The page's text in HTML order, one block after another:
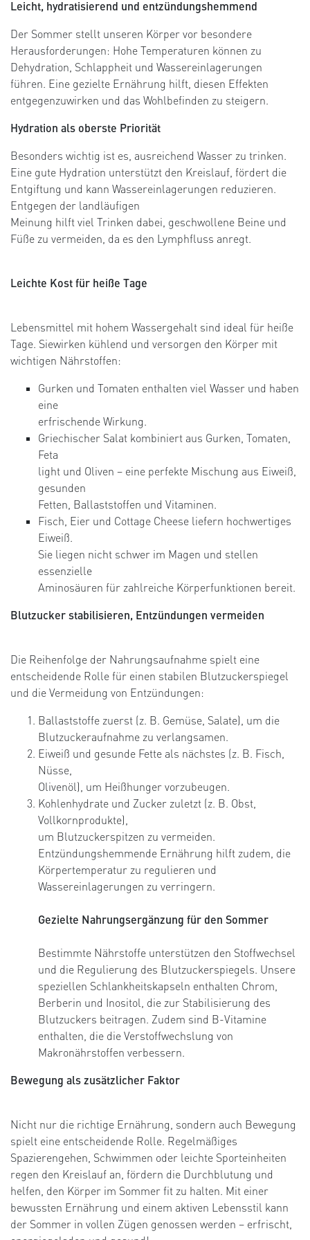
Leicht, hydratisierend und entzündungshemmend
Der Sommer stellt unseren Körper vor besondere
Herausforderungen: Hohe Temperaturen können zu
Dehydration, Schlappheit und Wassereinlagerungen
führen. Eine gezielte Ernährung hilft, diesen Effekten
entgegenzuwirken und das Wohlbefinden zu steigern.
Hydration als oberste Priorität
Besonders wichtig ist es, ausreichend Wasser zu trinken.
Eine gute Hydration unterstützt den Kreislauf, fördert die
Entgiftung und kann Wassereinlagerungen reduzieren.
Entgegen der landläufigen
Meinung hilft viel Trinken dabei, geschwollene Beine und
Füße zu vermeiden, da es den Lymphfluss anregt.
Leichte Kost für heiße Tage
Lebensmittel mit hohem Wassergehalt sind ideal für heiße
Tage. Siewirken kühlend und versorgen den Körper mit
wichtigen Nährstoffen:
Gurken und Tomaten enthalten viel Wasser und haben
eine
erfrischende Wirkung.
Griechischer Salat kombiniert aus Gurken, Tomaten,
Feta
light und Oliven – eine perfekte Mischung aus Eiweiß,
gesunden
Fetten, Ballaststoffen und Vitaminen.
Fisch, Eier und Cottage Cheese liefern hochwertiges
Eiweiß.
Sie liegen nicht schwer im Magen und stellen
essenzielle
Aminosäuren für zahlreiche Körperfunktionen bereit.
Blutzucker stabilisieren, Entzündungen vermeiden
Die Reihenfolge der Nahrungsaufnahme spielt eine
entscheidende Rolle für einen stabilen Blutzuckerspiegel
und die Vermeidung von Entzündungen:
Ballaststoffe zuerst (z. B. Gemüse, Salate), um die
Blutzuckeraufnahme zu verlangsamen.
Eiweiß und gesunde Fette als nächstes (z. B. Fisch,
Nüsse,
Olivenöl), um Heißhunger vorzubeugen.
Kohlenhydrate und Zucker zuletzt (z. B. Obst,
Vollkornprodukte),
um Blutzuckerspitzen zu vermeiden.
Entzündungshemmende Ernährung hilft zudem, die
Körpertemperatur zu regulieren und
Wassereinlagerungen zu verringern.
Gezielte Nahrungsergänzung für den Sommer
Bestimmte Nährstoffe unterstützen den Stoffwechsel
und die Regulierung des Blutzuckerspiegels. Unsere
speziellen Schlankheitskapseln enthalten Chrom,
Berberin und Inositol, die zur Stabilisierung des
Blutzuckers beitragen. Zudem sind B-Vitamine
enthalten, die die Verstoffwechslung von
Makronährstoffen verbessern.
Bewegung als zusätzlicher Faktor
Nicht nur die richtige Ernährung, sondern auch Bewegung
spielt eine entscheidende Rolle. Regelmäßiges
Spazierengehen, Schwimmen oder leichte Sporteinheiten
regen den Kreislauf an, fördern die Durchblutung und
helfen, den Körper im Sommer fit zu halten. Mit einer
bewussten Ernährung und einem aktiven Lebensstil kann
der Sommer in vollen Zügen genossen werden – erfrischt,